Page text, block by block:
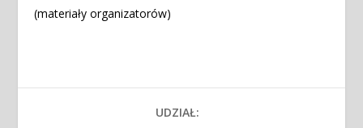
(materiały organizatorów)
UDZIAŁ: